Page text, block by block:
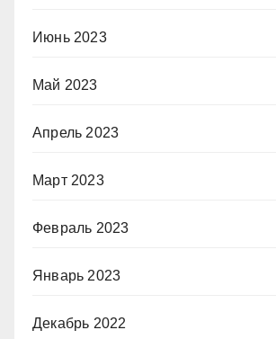
Июнь 2023
Май 2023
Апрель 2023
Март 2023
Февраль 2023
Январь 2023
Декабрь 2022